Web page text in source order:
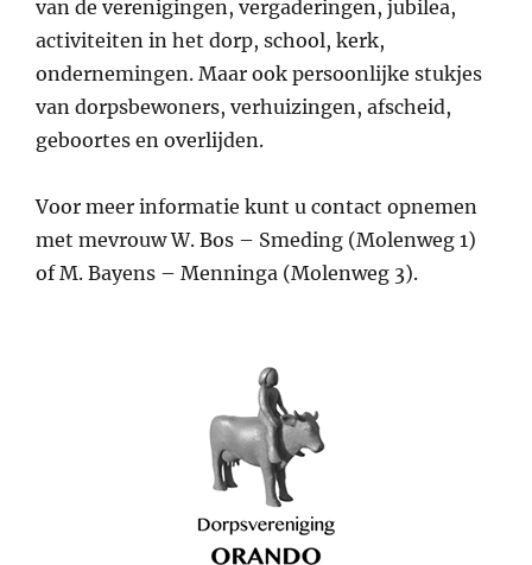
van de verenigingen, vergaderingen, jubilea,
activiteiten in het dorp, school, kerk,
ondernemingen. Maar ook persoonlijke stukjes
van dorpsbewoners, verhuizingen, afscheid,
geboortes en overlijden.
Voor meer informatie kunt u contact opnemen
met mevrouw W. Bos – Smeding (Molenweg 1)
of M. Bayens – Menninga (Molenweg 3).